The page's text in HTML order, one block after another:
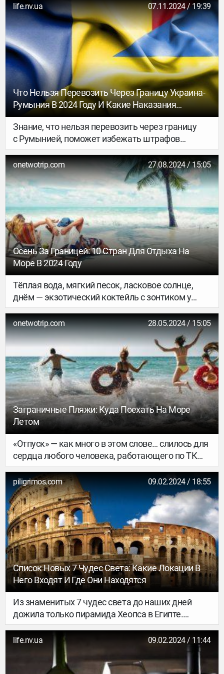
life.nv.ua 07.11.2024 / 19:39
Что Нельзя Перевозить Через Границу Украина-
Румыния В 2024 Году И Какие Наказания
Предусмотрены
Знание, что нельзя перевозить через границу
с Румынией, поможет избежать штрафов
и задержек при пересечении. Румыния, как
страна ЕС, имеет строгие правила ввоза
определенных товаров для защиты здоровья,
безопасности и экологии.
onetwotrip.com 27.08.2024 / 15:05
Осень За Границей: 10 Стран Для Отдыха На
Море В 2024 Году
Тёплая вода, мягкий песок, ласковое солнце,
днём — экзотический коктейль с зонтиком у
бассейна, вечером — какое-нибудь необычное
блюдо местной кухни на ужин. Если вам тоже
захотелось в отпуск, вот десяток вариантов.
onetwotrip.com 28.05.2024 / 15:05
Заграничные Пляжи: Куда Поехать На Море
Летом
«Отпуск» — как много в этом слове… слилось для
сердца любого человека, работающего по ТК
РФ. Рассказываем, какие зарубежные
направления лучше всего подходят для
пляжного отдыха.
piligrimos.com 09.02.2024 / 18:55
Список Новых 7 Чудес Света: Какие Локации В
Него Входят И Где Они Находятся
Из знаменитых 7 чудес света до наших дней
дожила только пирамида Хеопса в Египте.
Остальные архитектурные памятники древности
сейчас можем увидеть разве что на картинках.
Хотя и стоит признать, что они умело
воссозданы учеными по описаниям из разных
life.nv.ua 09.02.2024 / 11:44